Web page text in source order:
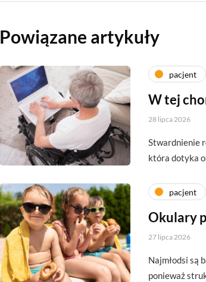
Powiązane artykuły
pacjent
W tej
28 lipca 2026
Stwardnienie
która dotyka
pacjent
Okulary
27 lipca 2026
Najmłodsi są
ponieważ